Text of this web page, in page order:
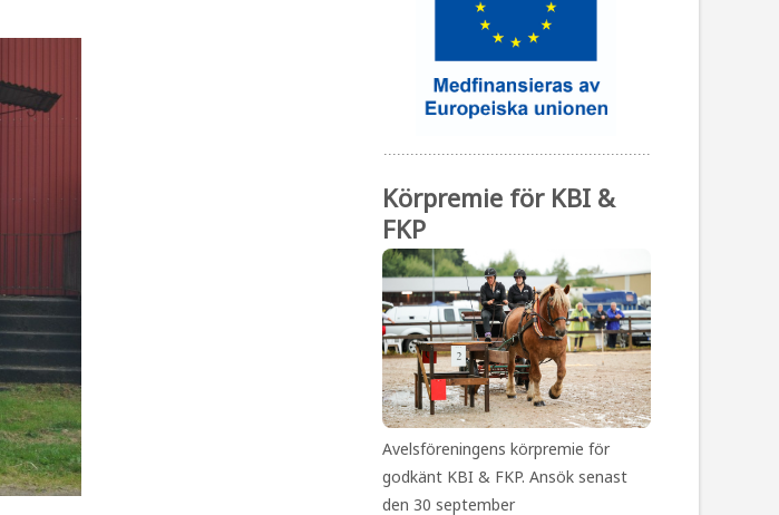
Körpremie för KBI &
FKP
Avelsföreningens körpremie för
godkänt KBI & FKP. Ansök senast
den 30 september